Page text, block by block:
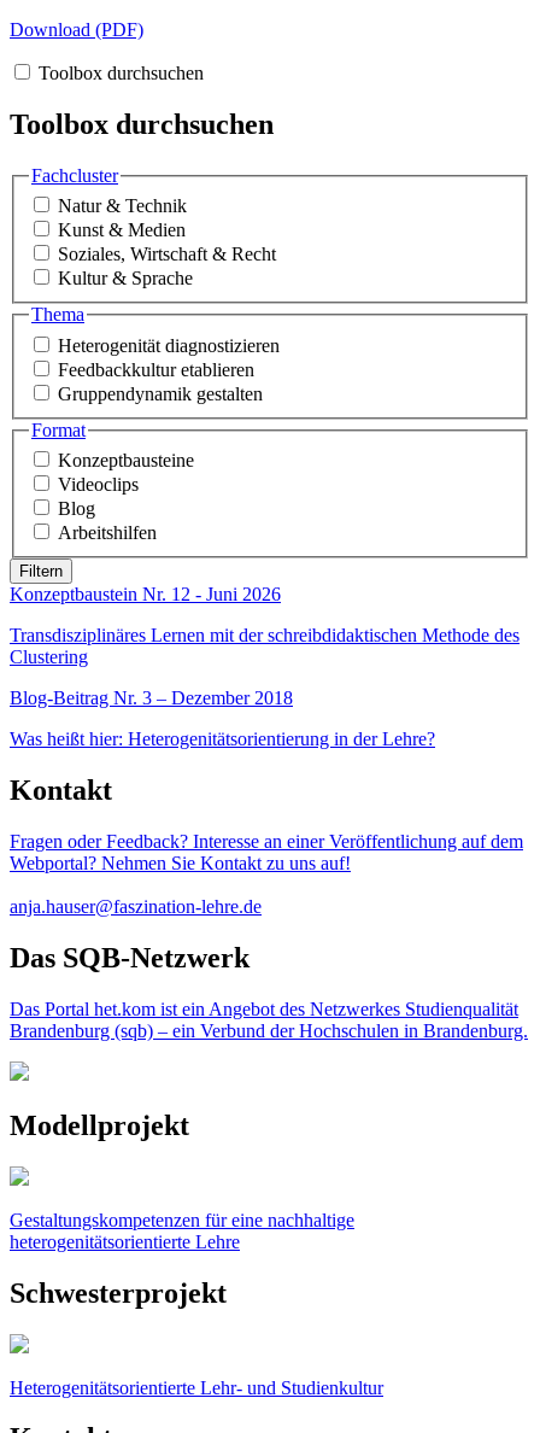
Download (PDF)
Toolbox durchsuchen
Toolbox durchsuchen
Fachcluster
Natur & Technik
Kunst & Medien
Soziales, Wirtschaft & Recht
Kultur & Sprache
Thema
Heterogenität diagnostizieren
Feedbackkultur etablieren
Gruppendynamik gestalten
Format
Konzeptbausteine
Videoclips
Blog
Arbeitshilfen
Konzeptbaustein Nr. 12 - Juni 2026
Transdisziplinäres Lernen mit der schreibdidaktischen Methode des
Clustering
Blog-Beitrag Nr. 3 – Dezember 2018
Was heißt hier: Heterogenitätsorientierung in der Lehre?
Kontakt
Fragen oder Feedback? Interesse an einer Veröffentlichung auf dem
Webportal? Nehmen Sie Kontakt zu uns auf!
anja.hauser@faszination-lehre.de
Das SQB-Netzwerk
Das Portal het.kom ist ein Angebot des Netzwerkes Studienqualität
Brandenburg (sqb) – ein Verbund der Hochschulen in Brandenburg.
Modellprojekt
Gestaltungskompetenzen für eine nachhaltige
heterogenitätsorientierte Lehre
Schwesterprojekt
Heterogenitätsorientierte Lehr- und Studienkultur